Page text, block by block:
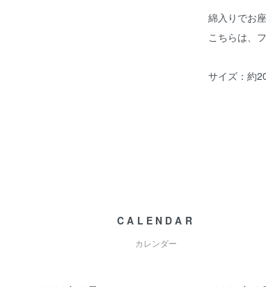
綿入りでお
こちらは、
サイズ：約
CALENDAR
カレンダー